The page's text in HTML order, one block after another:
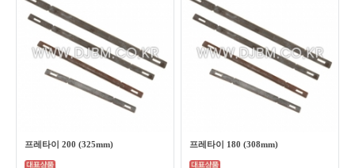
프레타이 200 (325mm) 프레타이 180 (308mm)